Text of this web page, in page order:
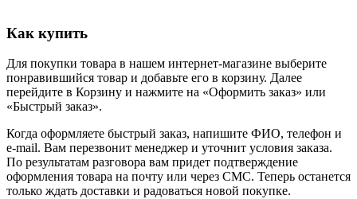
Как купить
Для покупки товара в нашем интернет-магазине выберите
понравившийся товар и добавьте его в корзину. Далее
перейдите в Корзину и нажмите на «Оформить заказ» или
«Быстрый заказ».
Когда оформляете быстрый заказ, напишите ФИО, телефон и
e-mail. Вам перезвонит менеджер и уточнит условия заказа.
По результатам разговора вам придет подтверждение
оформления товара на почту или через СМС. Теперь останется
только ждать доставки и радоваться новой покупке.